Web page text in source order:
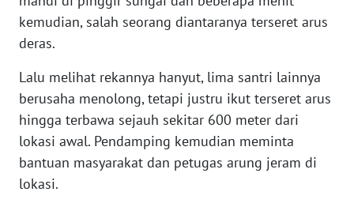
kemudian, salah seorang diantaranya terseret arus
deras.
Lalu melihat rekannya hanyut, lima santri lainnya
berusaha menolong, tetapi justru ikut terseret arus
hingga terbawa sejauh sekitar 600 meter dari
lokasi awal. Pendamping kemudian meminta
bantuan masyarakat dan petugas arung jeram di
lokasi.
JABAR
WN
NTT
WN